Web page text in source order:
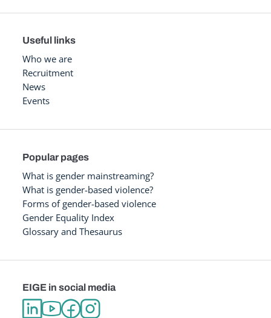
Useful links
Who we are
Recruitment
News
Events
Popular pages
What is gender mainstreaming?
What is gender-based violence?
Forms of gender-based violence
Gender Equality Index
Glossary and Thesaurus
EIGE in social media